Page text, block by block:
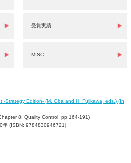
受賞実績
MISC
-Strategy Edition- (M. Oba and H. Fujikawa, eds.) (In
8: Quality Control, pp.164-191)
年 (ISBN: 9784830946721)